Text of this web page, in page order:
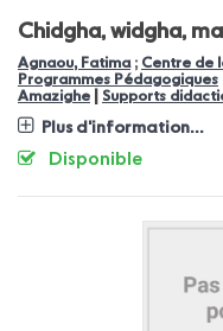
Chidgha, widgha,
Agnaou, Fatima; Centre de
Programmes Pédagogiques
Amazighe
Supports
Plus d'information...
Disponible